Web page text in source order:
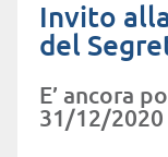
Invito
del
E’ ancora
31/12/